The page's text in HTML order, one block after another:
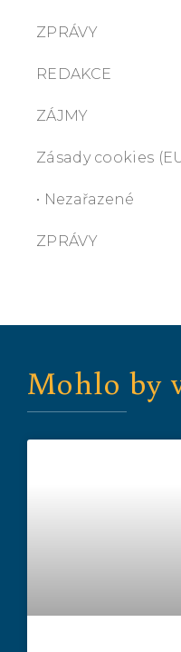
ZPRÁVY
REDAKCE
ZÁJMY
Zásady cookies
• Nezařazené
ZPRÁVY
Mohlo by